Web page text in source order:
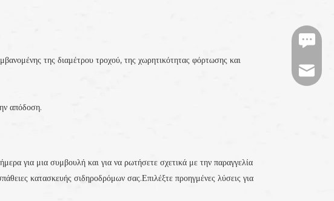
της διαμέτρου τροχού, της χωρητικότητας φόρτωσης και
απόδοση.
για μια συμβουλή και για να ρωτήσετε σχετικά με την παραγγελία
κατασκευής σιδηροδρόμων σας.Επιλέξτε προηγμένες λύσεις για
https://
tj-